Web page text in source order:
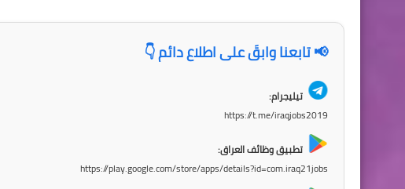
📢 تابعنا وابقَ على اطلاع دائم 👇
تيليجرام:
https://t.me/iraqjobs2019
تطبيق وظائف العراق:
https://play.google.com/store/apps/details?id=com.iraq21jobs